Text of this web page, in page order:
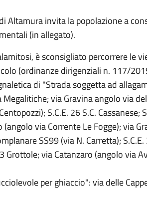
Altamura invita la popolazione a
(in allegato).
è sconsigliato percorrere le
(ordinanze dirigenziali n. 117/
di "Strada soggetta ad
via Gravina angolo via
S.C.E. 26 S.C. Cassanese;
via Corrente Le Fogge); via
SS99 (via N. Carretta);
Grottole; via Catanzaro (angolo via
per ghiaccio": via delle